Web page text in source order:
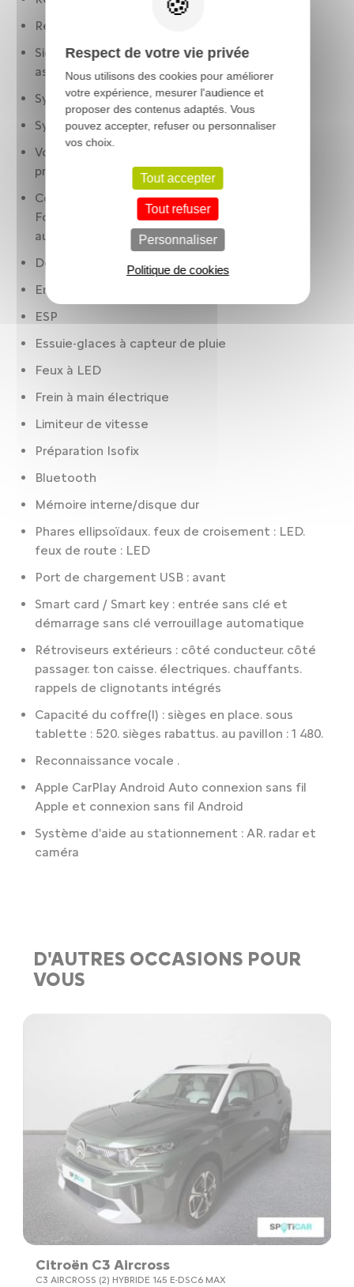
Rétroviseurs rabattables électriquement
Sièges AR : banquette fractionnée. 3 places.
assise fixe. rabattables : 2/3-1/3. plancher plat
Synthèse/reconnaissance vocale
Système anti collision
Volant cuir. réglable en hauteur. réglable en
profondeur. multi-fonctions
Contrôle des phares: allumage automatique.
Fonction antibrouillard. réglage en hauteur
automatique
Détection panneaux signalisation
Enregistreur d'accident
ESP
Essuie-glaces à capteur de pluie
Feux à LED
Frein à main électrique
Limiteur de vitesse
Préparation Isofix
Bluetooth
Mémoire interne/disque dur
Phares ellipsoïdaux. feux de croisement : LED.
feux de route : LED
Port de chargement USB : avant
Smart card / Smart key : entrée sans clé et
démarrage sans clé verrouillage automatique
Rétroviseurs extérieurs : côté conducteur. côté
passager. ton caisse. électriques. chauffants.
rappels de clignotants intégrés
Capacité du coffre(l) : sièges en place. sous
tablette : 520. sièges rabattus. au pavillon : 1 480.
Reconnaissance vocale .
Apple CarPlay Android Auto connexion sans fil
Apple et connexion sans fil Android
Système d'aide au stationnement : AR. radar et
caméra
D'AUTRES OCCASIONS POUR
VOUS
Citroën C3 Aircross
C3 AIRCROSS (2) HYBRIDE 145 E-DSC6 MAX
Respect de votre vie privée
Nous utilisons des cookies pour améliorer
votre expérience, mesurer l'audience et
proposer des contenus adaptés. Vous
pouvez accepter, refuser ou personnaliser
vos choix.
Tout accepter
Tout refuser
Personnaliser
Politique de cookies